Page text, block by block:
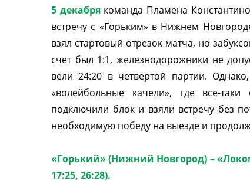
5 декабря команда Пламена
встречу с «Горьким» в Нижнем
взял стартовый отрезок матча, но
счет был 1:1, железнодорожники не
вели 24:20 в четвертой партии.
«волейбольные качели», где все-
подключили блок и взяли встречу без
необходимую победу на выезде и
«Горький» (Нижний Новгород) –
17:25, 26:28).